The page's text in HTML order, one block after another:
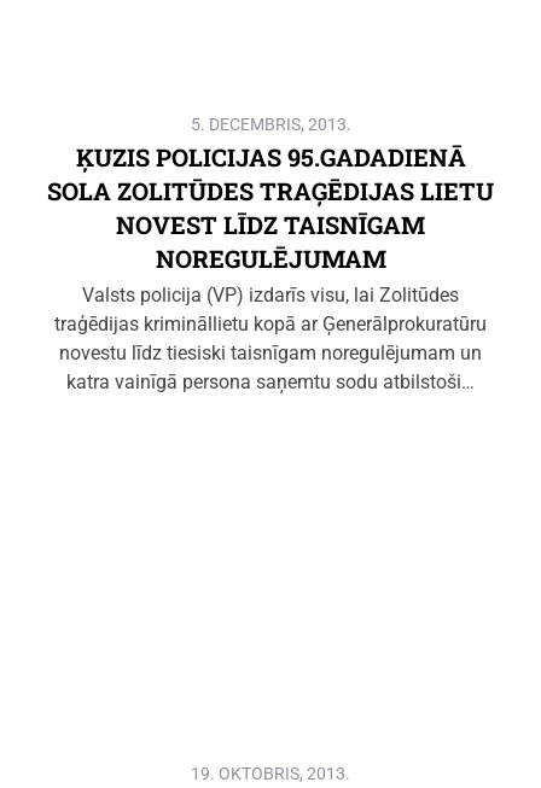
5. DECEMBRIS, 2013.
ĶUZIS POLICIJAS 95.GADADIENĀ
SOLA ZOLITŪDES TRAĢĒDIJAS LIETU
NOVEST LĪDZ TAISNĪGAM
NOREGULĒJUMAM
Valsts policija (VP) izdarīs visu, lai Zolitūdes
traģēdijas krimināllietu kopā ar Ģenerālprokuratūru
novestu līdz tiesiski taisnīgam noregulējumam un
katra vainīgā persona saņemtu sodu atbilstoši…
19. OKTOBRIS, 2013.